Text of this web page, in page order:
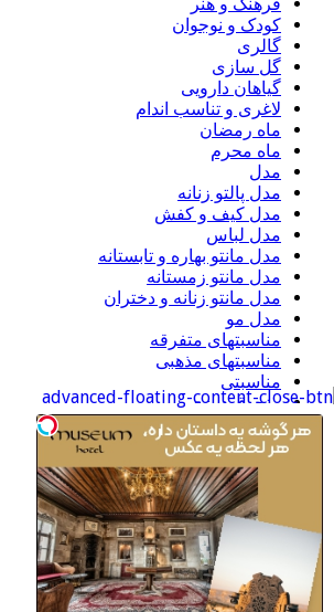
کودک و نوجوان
گالری
گل سازی
گیاهان دارویی
لاغری و تناسب اندام
ماه رمضان
ماه محرم
مدل
مدل پالتو زنانه
مدل کیف و کفش
مدل لباس
مدل مانتو بهاره و تابستانه
مدل مانتو زمستانه
مدل مانتو زنانه و دختران
مدل مو
مناسبتهای متفرقه
مناسبتهای مذهبی
مناسبتی
منجوق دوزی
موبایل
ورزشی
ورود
خوراک ورودی‌ها
خوراک دیدگاه‌ها
وردپرس